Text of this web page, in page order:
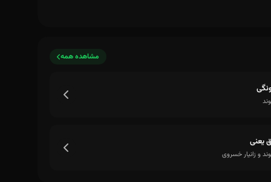
بزن بارون ولی آروم که من امشب دلم تنگه
مشاهده همه
یعنی
و زانیار خسروی